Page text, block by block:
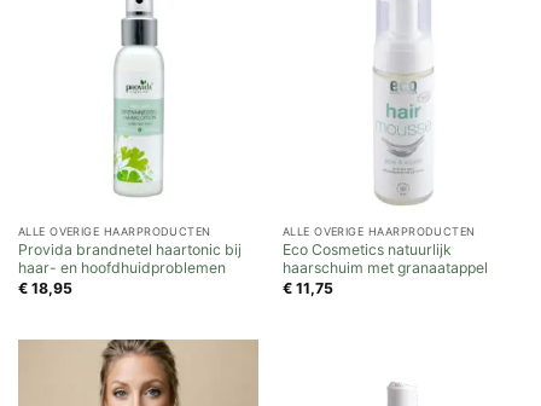
ALLE OVERIGE HAARPRODUCTEN
Provida brandnetel haartonic bij
haar- en hoofdhuidproblemen
€18,95
ALLE OVERIGE HAARPRODUCTEN
Eco Cosmetics natuurlijk
haarschuim met granaatappel
€11,75